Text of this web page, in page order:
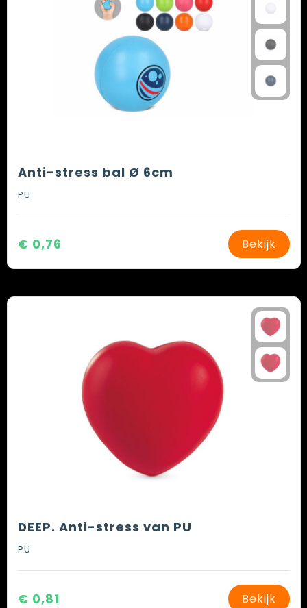
Anti-stress bal Ø 6cm
PU
€ 0,76 Bekijk
DEEP. Anti-stress van PU
PU
€ 0,81 Bekijk